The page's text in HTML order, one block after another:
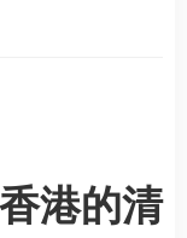
港的清